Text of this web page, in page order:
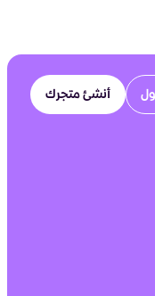
أنشئ متجرك